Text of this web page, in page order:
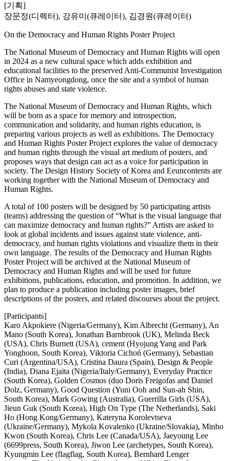
[기획]
장문정(디렉터), 강유미(큐레이터), 김경원(큐레이터)
On the Democracy and Human Rights Poster Project
The National Museum of Democracy and Human Rights will open
in 2024 as a new cultural space which adds exhibition and
educational facilities to the preserved Anti-Communist Investigation
Office in Namyeongdong, once the site and a symbol of human
rights abuses and state violence.
The National Museum of Democracy and Human Rights, which
will be born as a space for memory and introspection,
communication and solidarity, and human rights education, is
preparing various projects as well as exhibitions. The Democracy
and Human Rights Poster Project explores the value of democracy
and human rights through the visual art medium of posters, and
proposes ways that design can act as a voice for participation in
society. The Design History Society of Korea and Eeuncontents are
working together with the National Museum of Democracy and
Human Rights.
A total of 100 posters will be designed by 50 participating artists
(teams) addressing the question of “What is the visual language that
can maximize democracy and human rights?” Artists are asked to
look at global incidents and issues against state violence, anti-
democracy, and human rights violations and visualize them in their
own language. The results of the Democracy and Human Rights
Poster Project will be archived at the National Museum of
Democracy and Human Rights and will be used for future
exhibitions, publications, education, and promotion. In addition, we
plan to produce a publication including poster images, brief
descriptions of the posters, and related discourses about the project.
[Participants]
Karo Akpokiere (Nigeria/Germany), Kim Albrecht (Germany), An
Mano (South Korea), Jonathan Barnbrook (UK), Melinda Beck
(USA), Chris Burnett (USA), cement (Hyojung Yang and Park
Yonghoon, South Korea), Viktoria Cichoń (Germany), Sebastian
Curi (Argentina/USA), Cristina Daura (Spain), Design & People
(India), Diana Ejaita (Nigeria/Italy/Germany), Everyday Practice
(South Korea), Golden Cosmos (duo Doris Freigofas and Daniel
Dolz, Germany), Good Question (‍Yuni Ooh and Sun-ah Shin,
South Korea), Mark Gowing (Australia), Guerrilla Girls (USA),
Jieun Guk (South Korea), High On Type (The Netherlands), Saki
Ho (Hong Kong/Germany), Kateryna Korolevtseva
(Ukraine/Germany), Mykola Kovalenko (Ukraine/Slovakia), Minho
Kwon (South Korea), Chris Lee (Canada/USA), Jaeyoung Lee
(6699press, South Korea), Jiwon Lee (archetypes, South Korea),
Kyungmin Lee (flagflag, South Korea), Bernhard Lenger